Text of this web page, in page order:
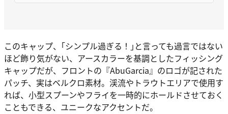
このキャップ、｢シンプル過ぎる！｣と言っても過言ではない
ほど飾り気がない、アースカラーを基調としたフィッシング
キャップだが、フロントの『AbuGarcia』のロゴが記された
パッチ、実はベルクロ素材。渓流やトラウトエリアで使用す
れば、小型スプーンやフライを一時的にホールドさせておく
こともできる、ユニークなアクセントだ。